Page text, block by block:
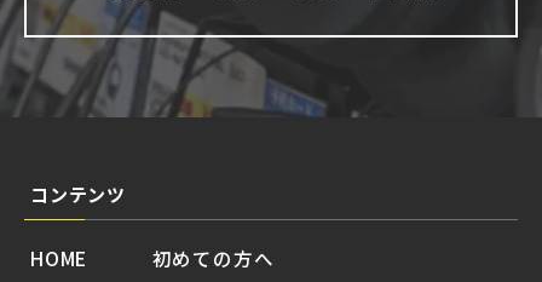
コンテンツ
HOME
初めての方へ